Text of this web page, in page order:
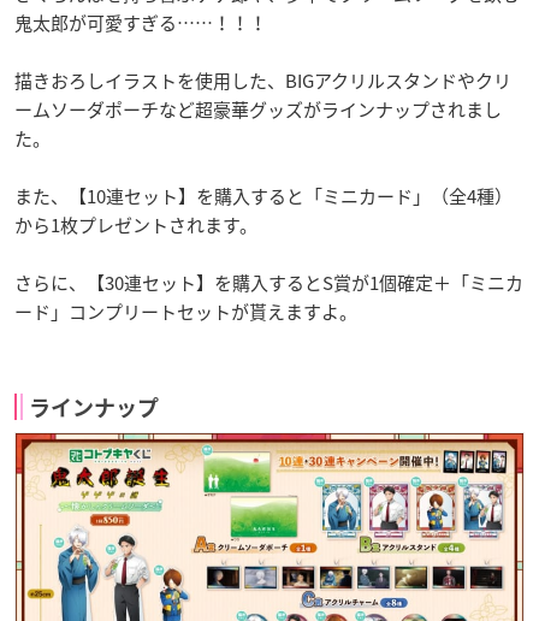
鬼太郎が可愛すぎる……！！！
描きおろしイラストを使用した、BIGアクリルスタンドやクリ
ームソーダポーチなど超豪華グッズがラインナップされまし
た。
また、【10連セット】を購入すると「ミニカード」（全4種）
から1枚プレゼントされます。
さらに、【30連セット】を購入するとS賞が1個確定＋「ミニカ
ード」コンプリートセットが貰えますよ。
ラインナップ